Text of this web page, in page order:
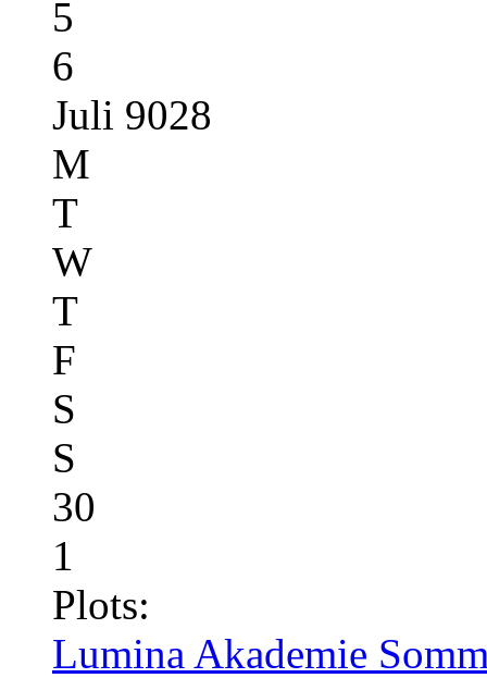
5
6
Juli 9028
M
T
W
T
F
S
S
30
1
Plots:
Lumina Akademie